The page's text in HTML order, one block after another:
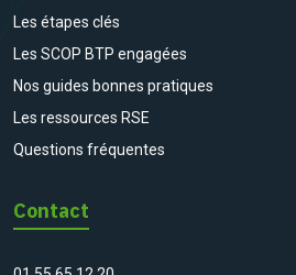
Les étapes clés
Les SCOP BTP engagées
Nos guides bonnes pratiques
Les ressources RSE
Questions fréquentes
Contact